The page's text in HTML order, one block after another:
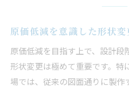
原価低減を意識した形状変
原価低減を目指す上で、設計段
形状変更は極めて重要です。特
場では、従来の図面通りに製作